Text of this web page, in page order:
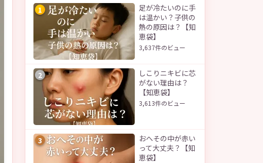
1
足が冷たいのに手
は温かい？子供の
熱の原因は？【知
恵袋】
3,637件のビュー
2
しこりニキビに芯
がない理由は？
【知恵袋】
3,613件のビュー
3
おへその中が赤い
って大丈夫？【知
恵袋】